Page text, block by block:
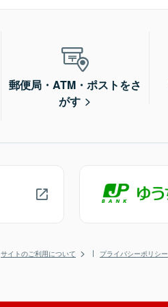
郵便局・ATM・ポストをさ
がす
サイトのご利用について プライバシーポリシー